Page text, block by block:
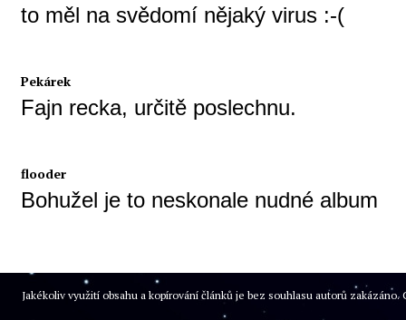
to měl na svědomí nějaký virus :-(
Pekárek
Fajn recka, určitě poslechnu.
flooder
Bohužel je to neskonale nudné album
Jakékoliv využití obsahu a kopírování článků je bez souhlasu autorů